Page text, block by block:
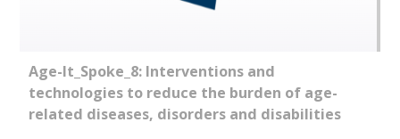
Age-It_Spoke_8: Interventions and
technologies to reduce the burden of age-
related diseases, disorders and disabilities